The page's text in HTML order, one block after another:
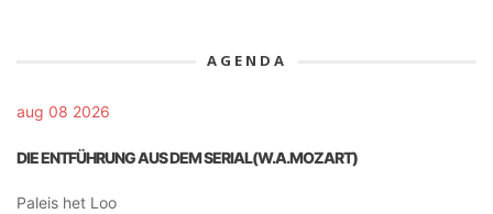
AGENDA
aug 08 2026
DIE ENTFÜHRUNG AUS DEM SERIAL(W.A.MOZART)
Paleis het Loo